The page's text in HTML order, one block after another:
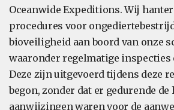
Oceanwide Expeditions. Wij
procedures voor
bioveiligheid aan boord van onze
waaronder regelmatige
Deze zijn uitgevoerd tijdens deze
begon, zonder dat er gedurende de
aanwijzingen waren voor de